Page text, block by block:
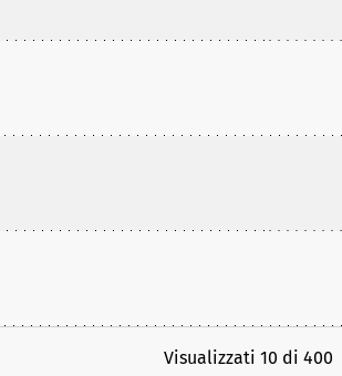
Visualizzati 10 di 400